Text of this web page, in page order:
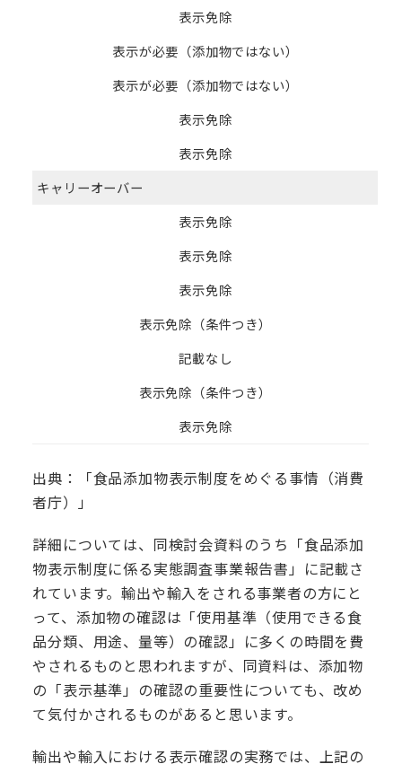
表示免除
表示が必要（添加物ではない）
表示が必要（添加物ではない）
表示免除
表示免除
キャリーオーバー
表示免除
表示免除
表示免除
表示免除（条件つき）
記載なし
表示免除（条件つき）
表示免除
出典：「食品添加物表示制度をめぐる事情（消費
者庁）」
詳細については、同検討会資料のうち「食品添加
物表示制度に係る実態調査事業報告書」に記載さ
れています。輸出や輸入をされる事業者の方にと
って、添加物の確認は「使用基準（使用できる食
品分類、用途、量等）の確認」に多くの時間を費
やされるものと思われますが、同資料は、添加物
の「表示基準」の確認の重要性についても、改め
て気付かされるものがあると思います。
輸出や輸入における表示確認の実務では、上記の